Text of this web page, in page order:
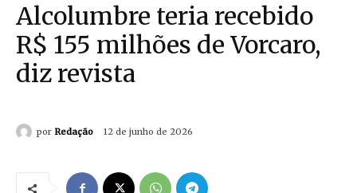
Alcolumbre teria recebido
R$ 155 milhões de Vorcaro,
diz revista
por Redação 12 de junho de 2026